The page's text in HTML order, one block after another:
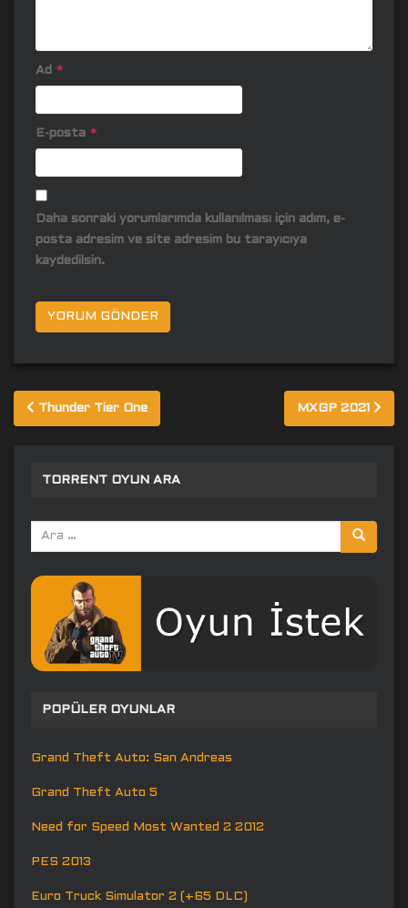
Ad *
E-posta *
Daha sonraki yorumlarımda kullanılması için adım, e-
posta adresim ve site adresim bu tarayıcıya
kaydedilsin.
Yazı
gezinmesi
Thunder Tier One MXGP 2021
TORRENT OYUN ARA
Arama
yap:
POPÜLER OYUNLAR
Grand Theft Auto: San Andreas
Grand Theft Auto 5
Need for Speed Most Wanted 2 2012
PES 2013
Euro Truck Simulator 2 (+65 DLC)